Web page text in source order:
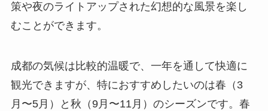
策や夜のライトアップされた幻想的な風景を楽し
むことができます。
成都の気候は比較的温暖で、一年を通して快適に
観光できますが、特におすすめしたいのは春（3
月〜5月）と秋（9月〜11月）のシーズンです。春